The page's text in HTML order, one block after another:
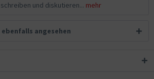
und diskutieren... mehr
angesehen